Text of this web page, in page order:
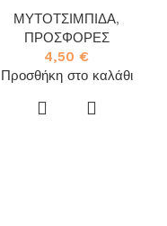
ΜΥΤΟΤΣΙΜΠΙΔΑ,
ΠΡΟΣΦΟΡΕΣ
4,50 €
Προσθήκη στο καλάθι